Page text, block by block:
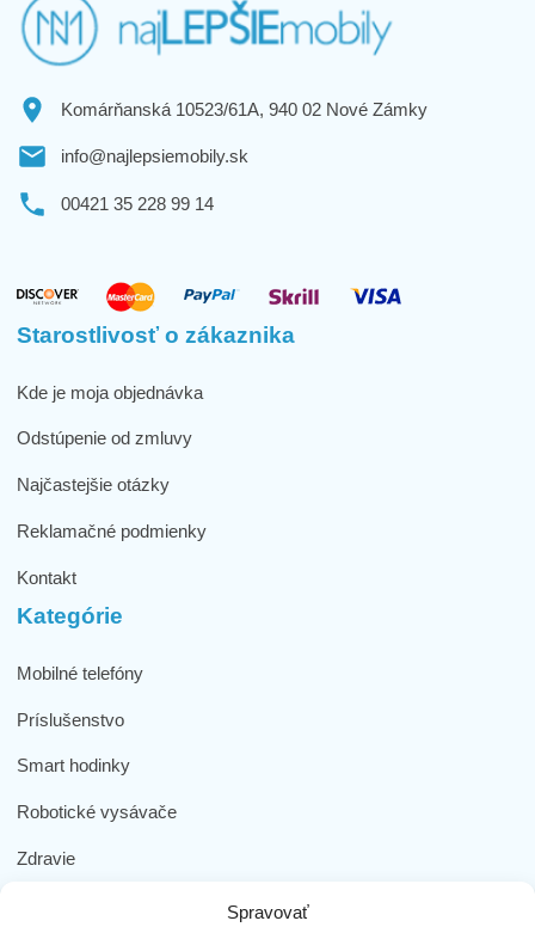
Spravovať
Komárňanská 10523/61A, 940 02 Nové Zámky
info@najlepsiemobily.sk
00421 35 228 99 14
Starostlivosť o zákaznika
Kde je moja objednávka
Odstúpenie od zmluvy
Najčastejšie otázky
Reklamačné podmienky
Kontakt
Kategórie
Mobilné telefóny
Príslušenstvo
Smart hodinky
Robotické vysávače
Zdravie